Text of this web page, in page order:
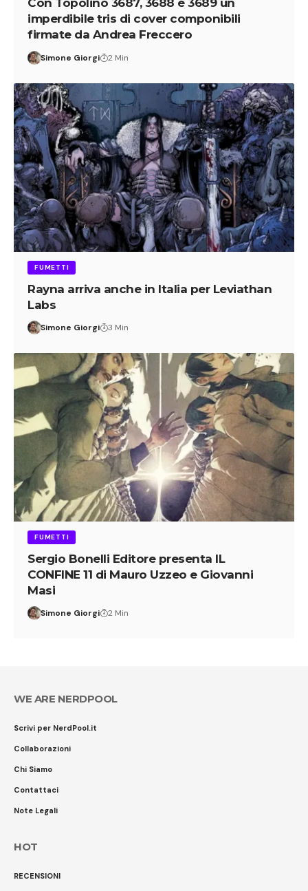
Con Topolino 3687, 3688 e 3689 un
imperdibile tris di cover componibili
firmate da Andrea Freccero
Simone Giorgi 2 Min
FUMETTI
Rayna arriva anche in Italia per Leviathan
Labs
Simone Giorgi 3 Min
FUMETTI
Sergio Bonelli Editore presenta IL
CONFINE 11 di Mauro Uzzeo e Giovanni
Masi
Simone Giorgi 2 Min
WE ARE NERDPOOL
Scrivi per NerdPool.it
Collaborazioni
Chi Siamo
Contattaci
Note Legali
HOT
RECENSIONI